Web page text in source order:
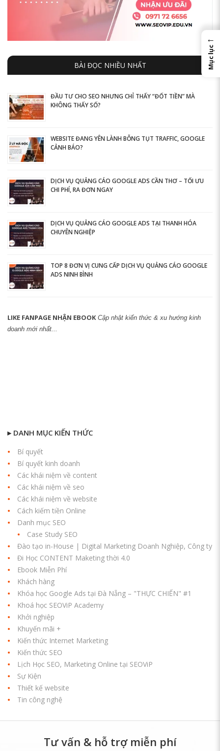
BÀI ĐỌC NHIỀU NHẤT
ĐẦU TƯ CHO SEO NHƯNG CHỈ THẤY “ĐỐT TIỀN” MÀ
KHÔNG THẤY SỐ?
WEBSITE ĐANG YÊN LÀNH BỖNG TỤT TRAFFIC, GOOGLE
CẢNH BÁO?
DỊCH VỤ QUẢNG CÁO GOOGLE ADS CẦN THƠ – TỐI ƯU
CHI PHÍ, RA ĐƠN NGAY
DỊCH VỤ QUẢNG CÁO GOOGLE ADS TẠI THANH HÓA
CHUYÊN NGHIỆP
TOP 8 ĐƠN VỊ CUNG CẤP DỊCH VỤ QUẢNG CÁO GOOGLE
ADS NINH BÌNH
LIKE FANPAGE NHẬN EBOOK Cập nhật kiến thức & xu hướng kinh
doanh mới nhất...
▸ DANH MỤC KIẾN THỨC
Bí quyết
Bí quyết kinh doanh
Các khái niệm về content
Các khái niệm về seo
Các khái niệm về website
Cách kiếm tiền Online
Danh mục SEO
Case Study SEO
Đào tạo in-House | Digital Marketing Doanh Nghiệp, Công ty
Đi Học CONTENT Maketing thời 4.0
Ebook Miễn Phí
Khách hàng
Khóa học Google Ads tại Đà Nẵng – "THỰC CHIẾN" #1
Khoá học SEOViP Academy
Khởi nghiệp
Khuyến mãi +
Kiến thức Internet Marketing
Kiến thức SEO
Lịch Học SEO, Marketing Online tại SEOViP
Sự Kiện
Thiết kế website
Tin công nghệ
Tư vấn & hỗ trợ miễn phí
←
Mục lục